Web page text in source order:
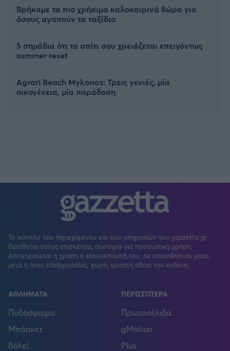
Βρήκαμε τα πιο χρήσιμα καλοκαιρινά δώρα για
όσους αγαπούν τα ταξίδια
5 σημάδια ότι το σπίτι σου χρειάζεται επειγόντως
summer reset
Agrari Beach Mykonos: Τρεις γενιές, μία
οικογένεια, μία παράδοση
Το σύνολο του περιεχομένου και των υπηρεσιών του gazzetta.gr
διατίθεται στους επισκέπτες αυστηρά για προσωπική χρήση.
Απαγορεύεται η χρήση ή επανεκπομπή του, σε οποιοδήποτε μέσο,
μετά ή άνευ επεξεργασίας, χωρίς γραπτή άδεια του εκδότη.
ΑΘΛΗΜΑΤΑ
Ποδόσφαιρο
Μπάσκετ
Βόλεϊ
ΠΕΡΙΣΣΟΤΕΡΑ
Πρωτοσέλιδα
gMotion
Plus